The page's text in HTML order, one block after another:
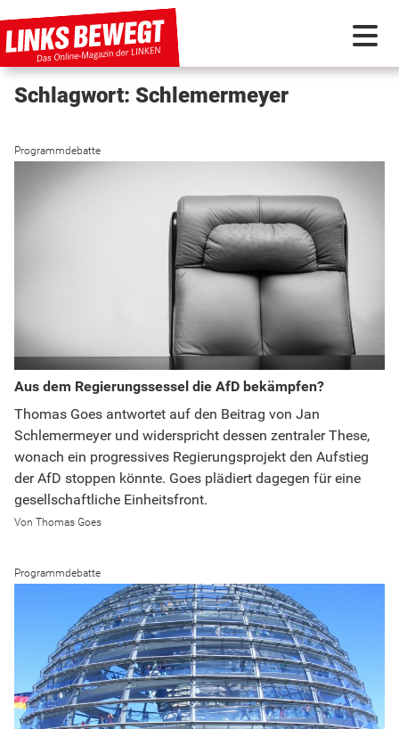
PARTEI IN BEWEGUNG
PROGRAMMDEBATTE
Schlagwort: Schlemermeyer
Programmdebatte
Aus dem Regierungssessel die AfD bekämpfen?
Thomas Goes antwortet auf den Beitrag von Jan
Schlemermeyer und widerspricht dessen zentraler These,
wonach ein progressives Regierungsprojekt den Aufstieg
der AfD stoppen könnte. Goes plädiert dagegen für eine
gesellschaftliche Einheitsfront.
Thomas Goes
Programmdebatte